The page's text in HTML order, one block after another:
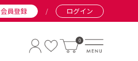
会員登録 / ログイン
0